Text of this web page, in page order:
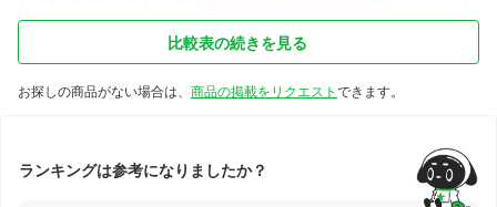
比較表の続きを見る
お探しの商品がない場合は、 商品の掲載をリクエスト できます。
ランキングは参考になりましたか？